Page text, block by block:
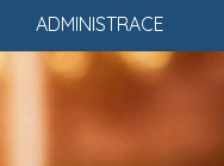
ADMINISTRACE